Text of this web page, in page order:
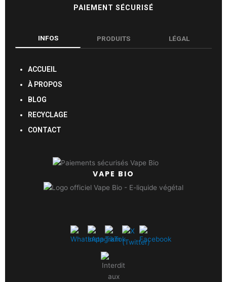
PAIEMENT SÉCURISÉ
INFOS PRODUITS LÉGAL
ACCUEIL
À PROPOS
BLOG
RECYCLAGE
CONTACT
VAPE BIO